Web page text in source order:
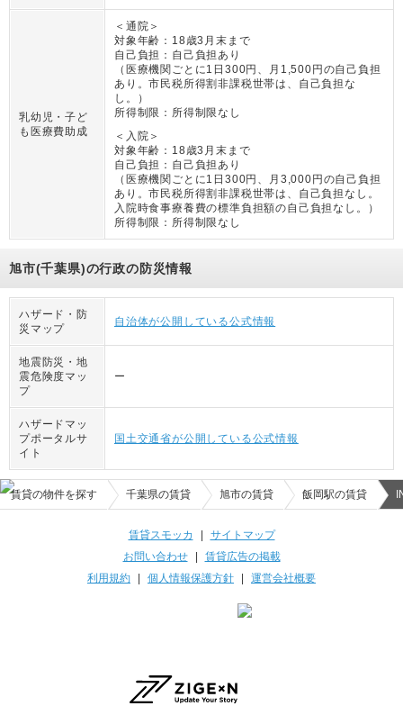
乳幼児・子ど
も医療費助成
＜通院＞
対象年齢： 18歳3月末まで
自己負担： 自己負担あり
（ 医療機関ごとに1日300円、月1,500円の自己負担
あり。市民税所得割非課税世帯は、自己負担な
し。
）
所得制限： 所得制限なし
＜入院＞
対象年齢： 18歳3月末まで
自己負担： 自己負担あり
（ 医療機関ごとに1日300円、月3,000円の自己負担
あり。市民税所得割非課税世帯は、自己負担なし。
入院時食事療養費の標準負担額の自己負担なし。
）
所得制限： 所得制限なし
旭市(千葉県)の行政の防災情報
ハザード・防
災マップ
自治体が公開している公式情報
地震防災・地
震危険度マッ
プ
ー
ハザードマッ
プポータルサ
イト
国土交通省が公開している公式情報
賃貸の物件を探す 千葉県の賃貸 旭市の賃貸 飯岡駅の賃貸
賃貸スモッカ | サイトマップ
お問い合わせ| 賃貸広告の掲載
利用規約 | 個人情報保護方針 | 運営会社概要